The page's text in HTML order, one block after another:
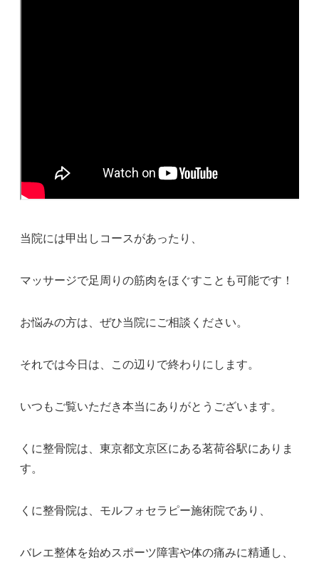
当院には甲出しコースがあったり、
マッサージで足周りの筋肉をほぐすことも可能です！
お悩みの方は、ぜひ当院にご相談ください。
それでは今日は、この辺りで終わりにします。
いつもご覧いただき本当にありがとうございます。
くに整骨院は、東京都文京区にある茗荷谷駅にありま
す。
くに整骨院は、モルフォセラピー施術院であり、
バレエ整体を始めスポーツ障害や体の痛みに精通し、